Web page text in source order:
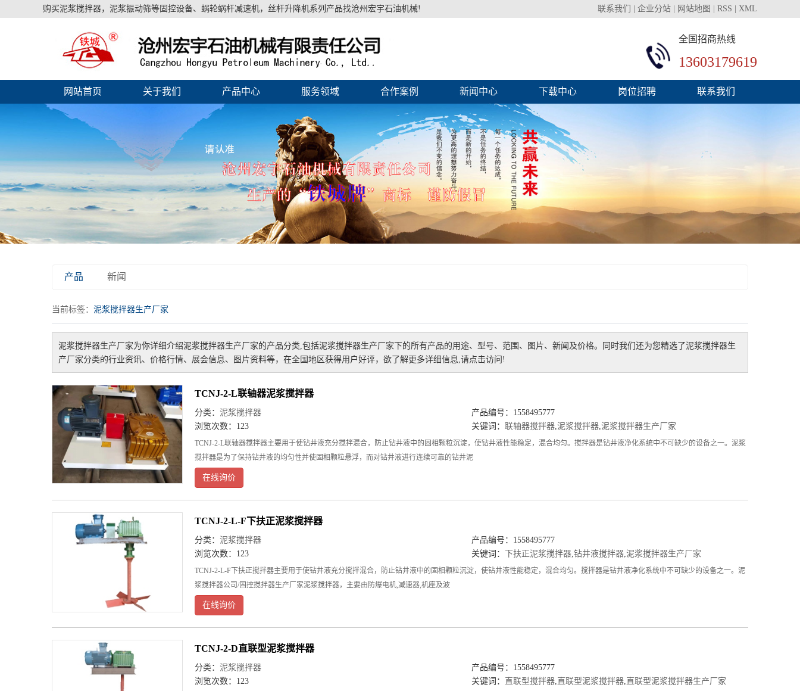
购买泥浆搅拌器，泥浆振动筛等固控设备、蜗轮蜗杆减速机，丝杆升降机系列产品找沧州宏宇石油机械! 联系我们 企业分站 网站地图 RSS XML
全国招商热线
13603179619
网站首页 关于我们 产品中心 服务领域 合作案例 新闻中心 下载中心 岗位招聘 联系我们
产品 新闻
当前标签： 泥浆搅拌器生产厂家
泥浆搅拌器生产厂家为你详细介绍泥浆搅拌器生产厂家的产品分类,包括泥浆搅拌器生产厂家 下的所有产品的用途、型号、范围、图片、新闻及价格。同时我们还为您精选了 泥浆搅拌器生
产厂家分类的行业资讯、价格行情、展会信息、图片资料等，在全国地区获得用户好评，欲了解更多详细信息,请点击访问!
TCNJ-2-L联轴器泥浆搅拌器
分类： 泥浆搅拌器
产品编号：1558495777
浏览次数：123
关键词： 联轴器搅拌器,泥浆搅拌器,泥浆搅拌器生产厂家
TCNJ-2-L联轴器搅拌器主要用于使钻井液充分搅拌混合，防止钻井液中的固相颗粒沉淀，使钻井液性能稳定，混合均匀。搅拌器是钻井液净化系统中不可缺少的设备之一。泥浆
搅拌器是为了保持钻井液的均匀性并使固相颗粒悬浮，而对钻井液进行连续可靠的钻井泥
在线询价
TCNJ-2-L-F下扶正泥浆搅拌器
分类： 泥浆搅拌器
产品编号：1558495777
浏览次数：123
关键词： 下扶正泥浆搅拌器,钻井液搅拌器,泥浆搅拌器生产厂家
TCNJ-2-L-F下扶正搅拌器主要用于使钻井液充分搅拌混合，防止钻井液中的固相颗粒沉淀，使钻井液性能稳定，混合均匀。搅拌器是钻井液净化系统中不可缺少的设备之一。泥
浆搅拌器公司/固控搅拌器生产厂家泥浆搅拌器，主要由防爆电机,减速器,机座及波
在线询价
TCNJ-2-D直联型泥浆搅拌器
分类： 泥浆搅拌器
产品编号：1558495777
浏览次数：123
关键词： 直联型搅拌器, 直联型泥浆搅拌器, 直联型泥浆搅拌器生产厂家